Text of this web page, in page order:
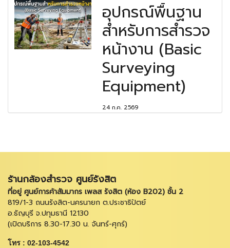
อุปกรณ์พื้นฐาน
สำหรับการสำรวจ
หน้างาน (Basic
Surveying
Equipment)
24 ก.ค. 2569
ร้านกล้องสำรวจ ศูนย์รังสิต
ที่อยู่ ศูนย์การค้าสัมมากร เพลส รังสิต (ห้อง B202) ชั้น 2
819/1-3 ถนนรังสิต-นครนายก ต.ประชาธิปัตย์
อ.ธัญบุรี จ.ปทุมธานี 12130
(เปิดบริการ 8.30-17.30 น. จันทร์-ศุกร์)
โทร : 02-103-4542